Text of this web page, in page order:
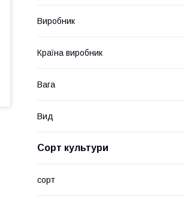
Виробник
Країна виробник
Вага
Вид
Сорт культури
сорт